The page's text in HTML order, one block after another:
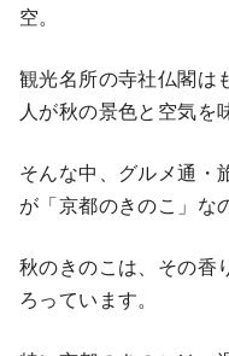
空。
観光名所の寺社仏閣は
人が秋の景色と空気を
そんな中、グルメ通・
が「京都のきのこ」な
秋のきのこは、その香
ろっています。